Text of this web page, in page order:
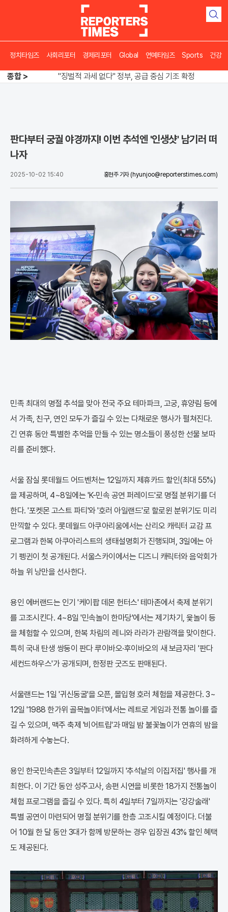
검
정치타임즈 사회리포터 경제리포터 Global 연예타임즈 Sports 건강
종합 >
오뚜기·비비고 면 전쟁, 폭염 특수에 매출 껑충
"징벌적 과세 없다" 정부, 공급 중심 기조 확정
폭염·가뭄 이중고, 이 대통령 "취약계층 끝까지 보호"
판다부터 궁궐 야경까지! 이번 추석엔 '인생샷' 남기러 떠
나자
2025-10-02 15:40 홍현주 기자 (hyunjoo@reporterstimes.com)
민족 최대의 명절 추석을 맞아 전국 주요 테마파크, 고궁, 휴양림 등에
서 가족, 친구, 연인 모두가 즐길 수 있는 다채로운 행사가 펼쳐진다.
긴 연휴 동안 특별한 추억을 만들 수 있는 명소들이 풍성한 선물 보따
리를 준비했다.
서울 잠실 롯데월드 어드벤처는 12일까지 제휴카드 할인(최대 55%)
을 제공하며, 4~8일에는 'K-민속 공연 퍼레이드'로 명절 분위기를 더
한다. '포켓몬 고스트 파티'와 '호러 아일랜드'로 할로윈 분위기도 미리
만끽할 수 있다. 롯데월드 아쿠아리움에서는 산리오 캐릭터 교감 프
로그램과 한복 아쿠아리스트의 생태설명회가 진행되며, 3일에는 아
기 펭귄이 첫 공개된다. 서울스카이에서는 디즈니 캐릭터와 음악회가
하늘 위 낭만을 선사한다.
용인 에버랜드는 인기 '케이팝 데몬 헌터스' 테마존에서 축제 분위기
를 고조시킨다. 4~8일 '민속놀이 한마당'에서는 제기차기, 윷놀이 등
을 체험할 수 있으며, 한복 차림의 레니와 라라가 관람객을 맞이한다.
특히 국내 탄생 쌍둥이 판다 루이바오·후이바오의 새 보금자리 '판다
세컨드하우스'가 공개되며, 한정판 굿즈도 판매된다.
서울랜드는 1일 '귀신동굴'을 오픈, 몰입형 호러 체험을 제공한다. 3~
12일 '1988 한가위 골목놀이터'에서는 레트로 게임과 전통 놀이를 즐
길 수 있으며, 맥주 축제 '비어트립'과 매일 밤 불꽃놀이가 연휴의 밤을
화려하게 수놓는다.
용인 한국민속촌은 3일부터 12일까지 '추석날의 이집저집' 행사를 개
최한다. 이 기간 동안 성주고사, 송편 시연을 비롯한 18가지 전통놀이
체험 프로그램을 즐길 수 있다. 특히 4일부터 7일까지는 '강강술래'
특별 공연이 마련되어 명절 분위기를 한층 고조시킬 예정이다. 더불
어 10월 한 달 동안 3대가 함께 방문하는 경우 입장권 43% 할인 혜택
도 제공된다.